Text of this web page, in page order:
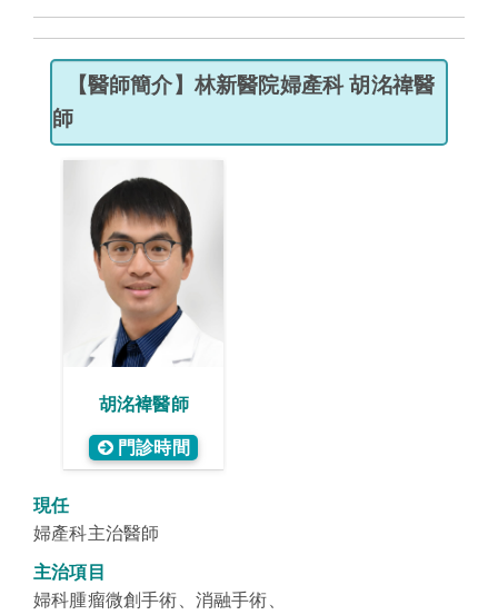
【醫師簡介】林新醫院婦產科 胡洺禕醫
師
胡洺褘醫師
門診時間
現任
婦產科主治醫師
主治項目
婦科腫瘤微創手術 、消融手術、